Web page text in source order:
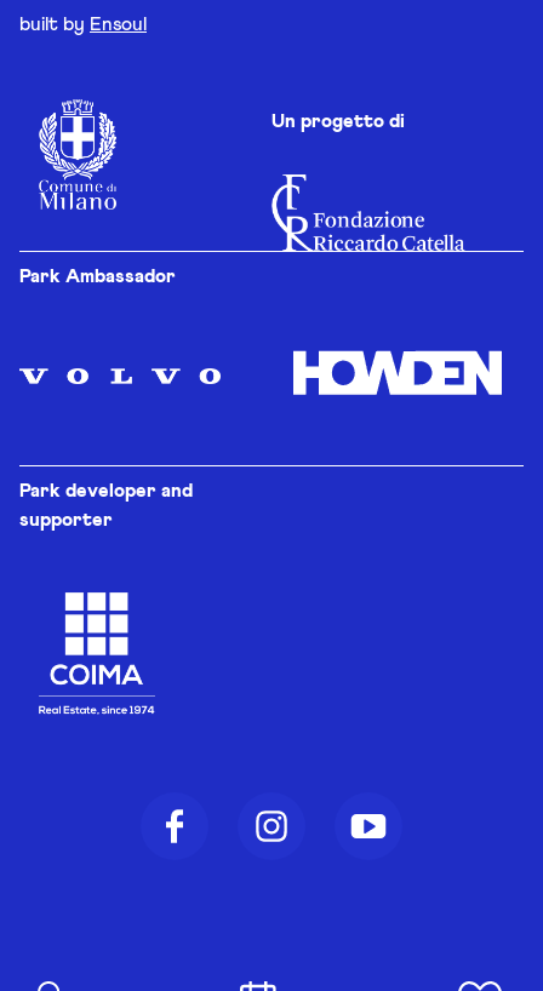
built by Ensoul
Un progetto di
Park Ambassador
Park developer and
supporter